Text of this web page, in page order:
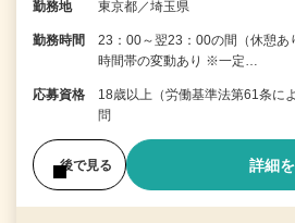
勤務地 東京都／埼玉県
勤務時間
23：00～翌23：00の間（休憩あ
時間帯の変動あり ※一定…
応募資格
18歳以上（労働基準法第61条に
問
後で見る 詳細